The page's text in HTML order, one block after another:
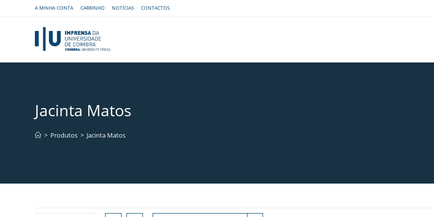
A MINHA CONTA CARRINHO NOTÍCIAS CONTACTOS
Jacinta Matos
> Produtos > Jacinta Matos